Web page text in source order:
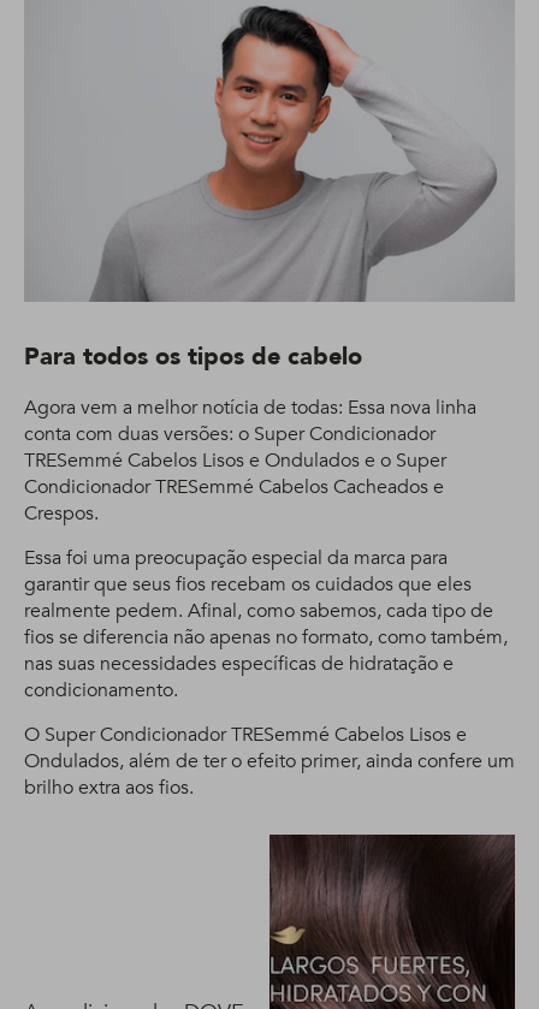
Para todos os tipos de cabelo
Agora vem a melhor notícia de todas: Essa nova linha
conta com duas versões: o Super Condicionador
TRESemmé Cabelos Lisos e Ondulados e o Super
Condicionador TRESemmé Cabelos Cacheados e
Crespos.
Essa foi uma preocupação especial da marca para
garantir que seus fios recebam os cuidados que eles
realmente pedem. Afinal, como sabemos, cada tipo de
fios se diferencia não apenas no formato, como também,
nas suas necessidades específicas de hidratação e
condicionamento.
O Super Condicionador TRESemmé Cabelos Lisos e
Ondulados, além de ter o efeito primer, ainda confere um
brilho extra aos fios.